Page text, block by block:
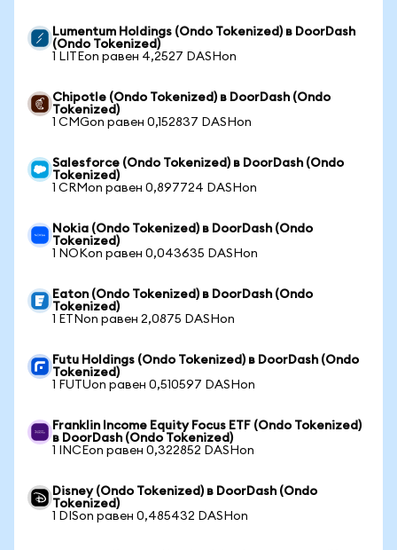
Lumentum Holdings (Ondo Tokenized) в DoorDash
(Ondo Tokenized)
1 LITEon равен 4,2527 DASHon
Chipotle (Ondo Tokenized) в DoorDash (Ondo
Tokenized)
1 CMGon равен 0,152837 DASHon
Salesforce (Ondo Tokenized) в DoorDash (Ondo
Tokenized)
1 CRMon равен 0,897724 DASHon
Nokia (Ondo Tokenized) в DoorDash (Ondo
Tokenized)
1 NOKon равен 0,043635 DASHon
Eaton (Ondo Tokenized) в DoorDash (Ondo
Tokenized)
1 ETNon равен 2,0875 DASHon
Futu Holdings (Ondo Tokenized) в DoorDash (Ondo
Tokenized)
1 FUTUon равен 0,510597 DASHon
Franklin Income Equity Focus ETF (Ondo Tokenized)
в DoorDash (Ondo Tokenized)
1 INCEon равен 0,322852 DASHon
Disney (Ondo Tokenized) в DoorDash (Ondo
Tokenized)
1 DISon равен 0,485432 DASHon